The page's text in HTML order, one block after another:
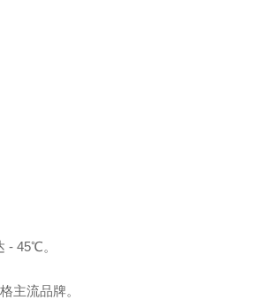
- 45℃。
主流品牌。